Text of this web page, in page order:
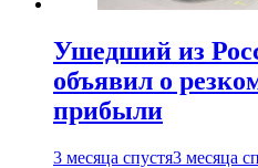
Ушедший из
объявил о
прибыли
3 месяца спустя3 месяца